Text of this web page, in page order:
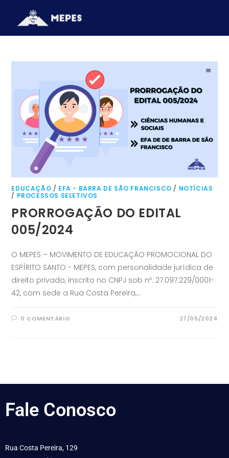
EDUCAÇÃO / EFA - BARRA DE SÃO FRANCISCO / NOTÍCIAS
/ PROCESSOS SELETIVOS
PRORROGAÇÃO DO EDITAL
005/2024
O MEPES – MOVIMENTO DE EDUCAÇÃO PROMOCIONAL DO
ESPÍRITO SANTO - MEPES, com personalidade jurídica de
direito privado, inscrito no CNPJ sob nº. 27.097.229/0001-
42, com sede a Rua Costa Pereira,…
0 COMENTÁRIO 27/05/2024
Fale Conosco
Rua Costa Pereira, 129